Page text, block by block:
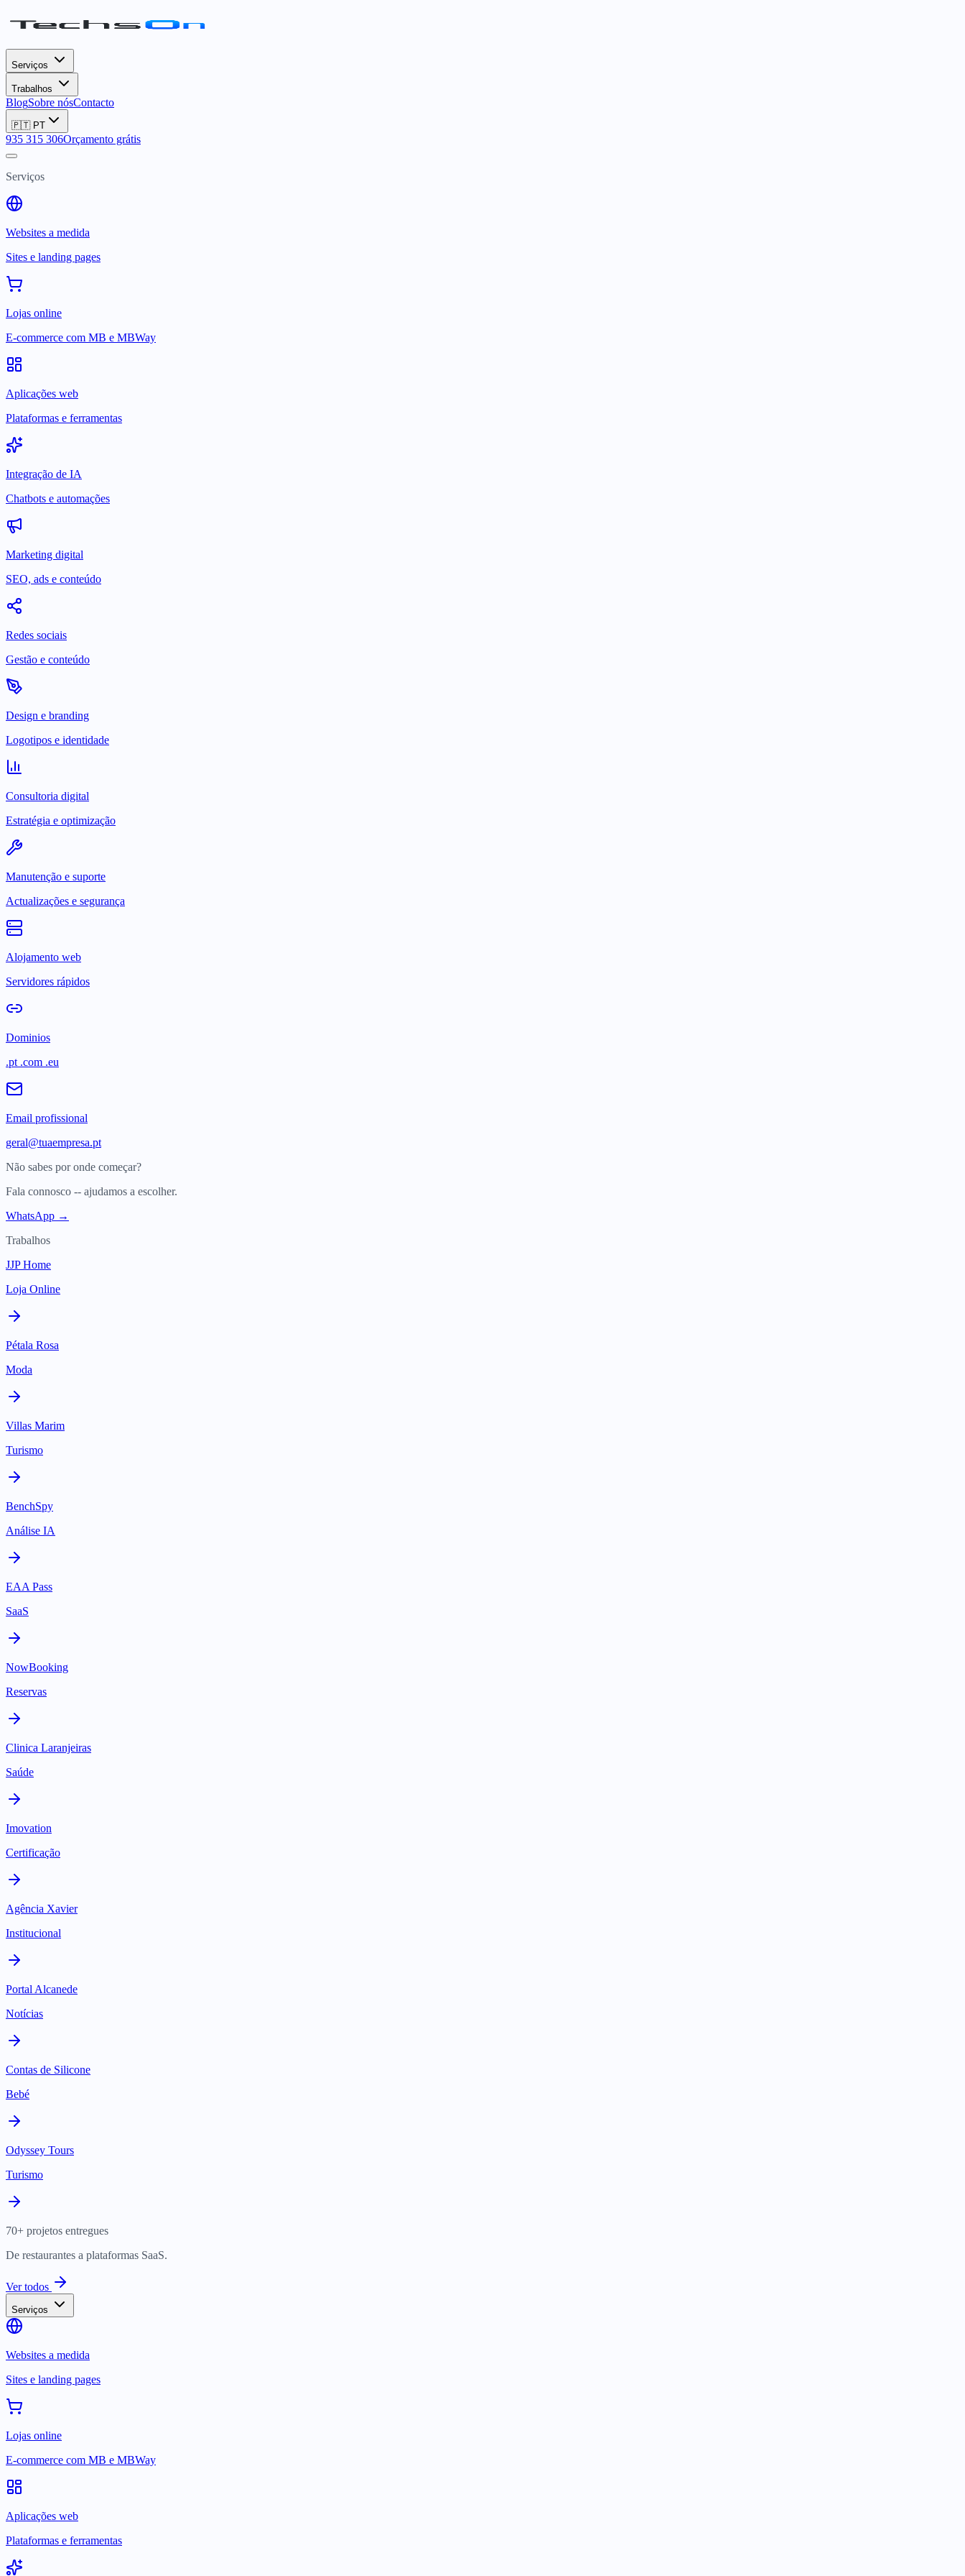
Serviços
Trabalhos
BlogSobre nósContacto
🇵🇹 PT
935 315 306Orçamento grátis
Serviços
Websites a medida
Sites e landing pages
Lojas online
E-commerce com MB e MBWay
Aplicações web
Plataformas e ferramentas
Integração de IA
Chatbots e automações
Marketing digital
SEO, ads e conteúdo
Redes sociais
Gestão e conteúdo
Design e branding
Logotipos e identidade
Consultoria digital
Estratégia e optimização
Manutenção e suporte
Actualizações e segurança
Alojamento web
Servidores rápidos
Dominios
.pt .com .eu
Email profissional
geral@tuaempresa.pt
Não sabes por onde começar?
Fala connosco -- ajudamos a escolher.
WhatsApp →
Trabalhos
JJP Home
Loja Online
Pétala Rosa
Moda
Villas Marim
Turismo
BenchSpy
Análise IA
EAA Pass
SaaS
NowBooking
Reservas
Clinica Laranjeiras
Saúde
Imovation
Certificação
Agência Xavier
Institucional
Portal Alcanede
Notícias
Contas de Silicone
Bebé
Odyssey Tours
Turismo
70+ projetos entregues
De restaurantes a plataformas SaaS.
Ver todos
Serviços
Websites a medida
Sites e landing pages
Lojas online
E-commerce com MB e MBWay
Aplicações web
Plataformas e ferramentas